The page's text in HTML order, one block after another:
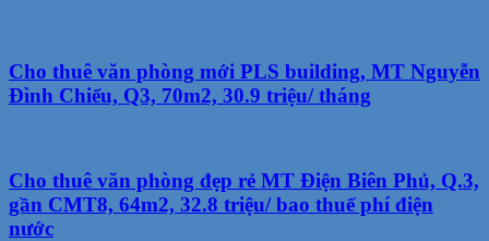
Cho thuê văn phòng mới PLS building, MT Nguyễn
Đình Chiểu, Q3, 70m2, 30.9 triệu/ tháng
Cho thuê văn phòng đẹp rẻ MT Điện Biên Phủ, Q.3,
gần CMT8, 64m2, 32.8 triệu/ bao thuế phí điện
nước